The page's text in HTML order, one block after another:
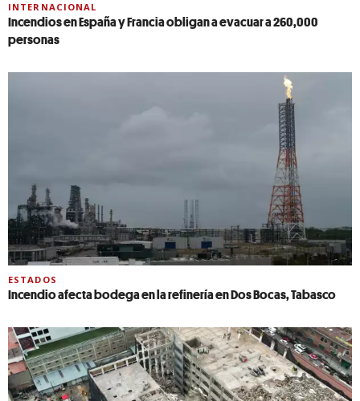
INTERNACIONAL
Incendios en España y Francia obligan a evacuar a 260,000
personas
ESTADOS
Incendio afecta bodega en la refinería en Dos Bocas, Tabasco